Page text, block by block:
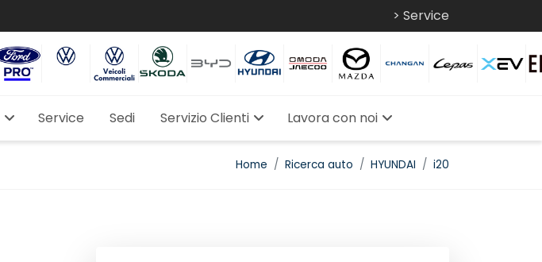
> Service
Service Sedi Servizio Clienti Lavora con noi
Home Ricerca auto HYUNDAI i20